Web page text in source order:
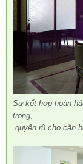
Sự kết hợp hoàn
trọng,
quyến rũ cho căn